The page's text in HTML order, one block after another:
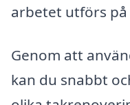
arbetet utförs
Genom att
kan du snabbt